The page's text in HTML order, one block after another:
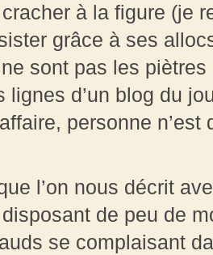
à la figure (je
grâce à ses
sont pas les
lignes d’un blog du
personne
l’on nous décrit
de peu de
se complaisant